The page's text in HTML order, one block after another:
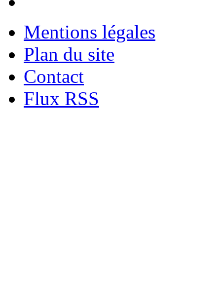
Mentions légales
Plan du site
Contact
Flux RSS